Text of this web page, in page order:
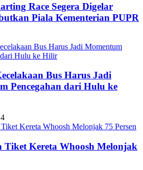
Race Segera Digelar
Piala Kementerian PUPR
Bus Harus Jadi
Pencegahan dari Hulu ke
Tiket Kereta Whoosh Melonjak